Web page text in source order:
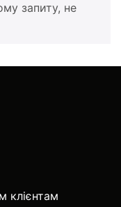
запиту, не
клієнтам